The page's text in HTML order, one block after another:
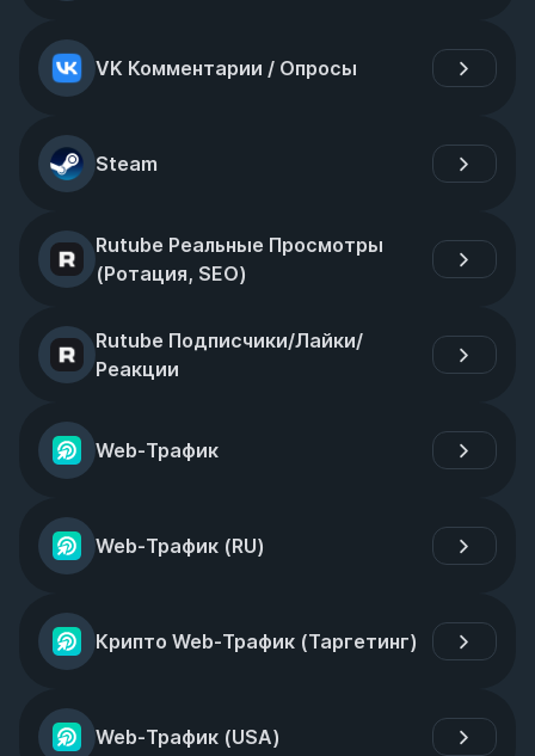
VK Комментарии / Опросы
Steam
Rutube Реальные Просмотры
(Ротация, SEO)
Rutube Подписчики/Лайки/
Реакции
Web-Трафик
Web-Трафик (RU)
Крипто Web-Трафик (Таргетинг)
Web-Трафик (USA)